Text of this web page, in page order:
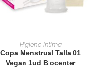
AÑADIR AL CARRITO
Higiene Intima
Copa Menstrual Talla 01
Vegan 1ud Biocenter